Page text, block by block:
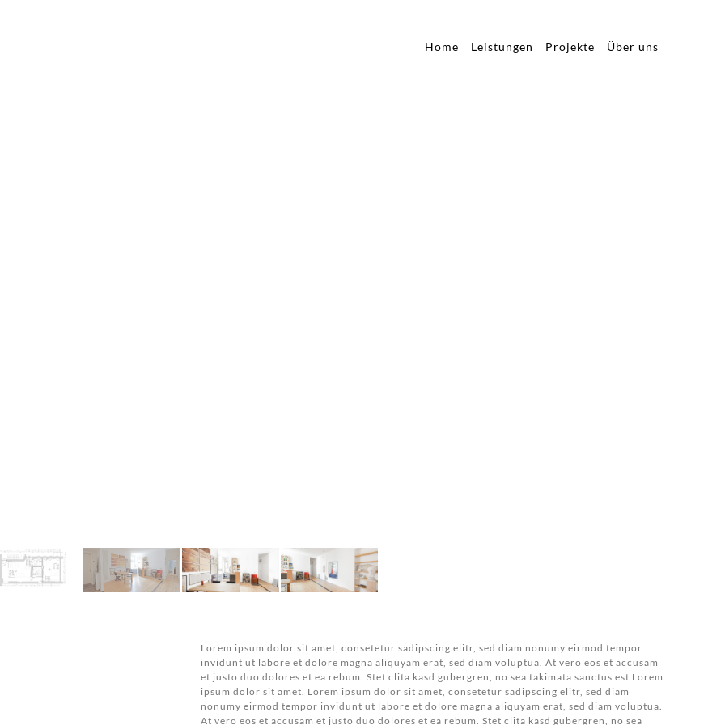
Home Leistungen Projekte Über uns
Lorem ipsum dolor sit amet, consetetur sadipscing elitr, sed diam nonumy eirmod tempor
invidunt ut labore et dolore magna aliquyam erat, sed diam voluptua. At vero eos et accusam
et justo duo dolores et ea rebum. Stet clita kasd gubergren, no sea takimata sanctus est Lorem
ipsum dolor sit amet. Lorem ipsum dolor sit amet, consetetur sadipscing elitr, sed diam
nonumy eirmod tempor invidunt ut labore et dolore magna aliquyam erat, sed diam voluptua.
At vero eos et accusam et justo duo dolores et ea rebum. Stet clita kasd gubergren, no sea